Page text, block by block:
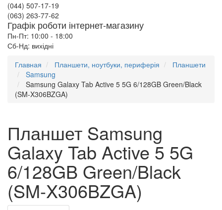
(044) 507-17-19
(063) 263-77-62
Графік роботи інтернет-магазину
Пн-Пт: 10:00 - 18:00
Сб-Нд: вихідні
Главная
Планшети, ноутбуки, периферія
Планшети
Samsung
Samsung Galaxy Tab Active 5 5G 6/128GB Green/Black
(SM-X306BZGA)
Планшет Samsung
Galaxy Tab Active 5 5G
6/128GB Green/Black
(SM-X306BZGA)